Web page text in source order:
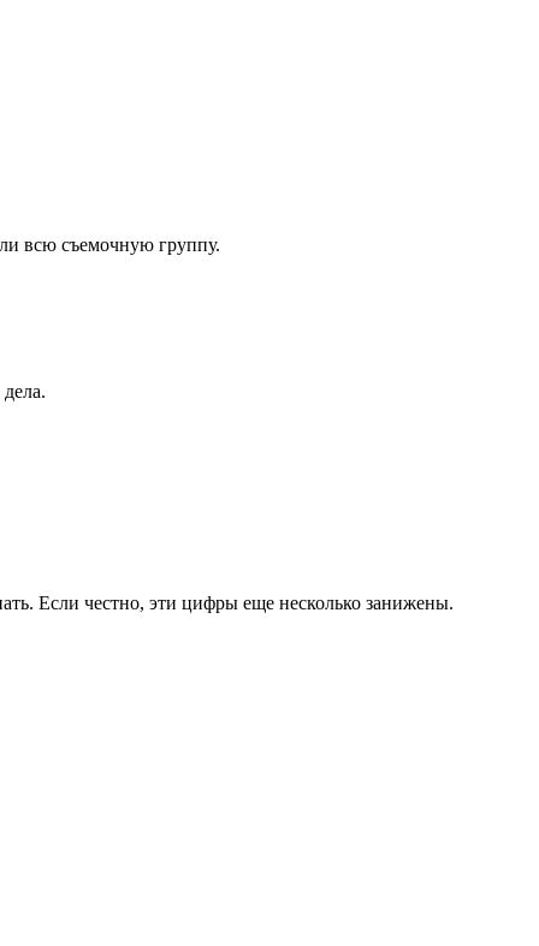
всю съемочную группу.
Если честно, эти цифры еще несколько занижены.